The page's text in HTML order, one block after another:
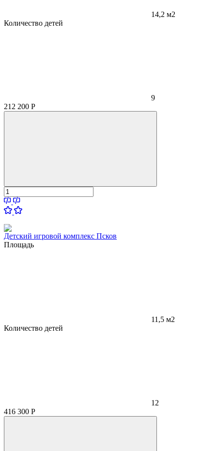
14,2 м2
Количество детей
9
212 200 Р
Детский игровой комплекс Псков
Площадь
11,5 м2
Количество детей
12
416 300 Р